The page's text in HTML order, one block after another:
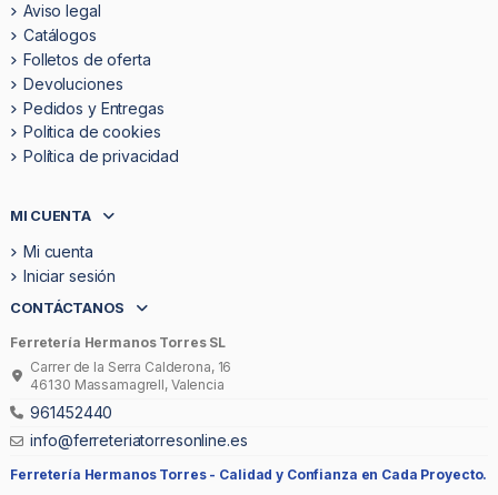
Aviso legal
Catálogos
Folletos de oferta
Devoluciones
Pedidos y Entregas
Politica de cookies
Política de privacidad
MI CUENTA
Mi cuenta
Iniciar sesión
CONTÁCTANOS
Ferretería Hermanos Torres SL
Carrer de la Serra Calderona, 16
46130 Massamagrell, Valencia
961452440
info@ferreteriatorresonline.es
Ferretería Hermanos Torres - Calidad y Confianza en Cada Proyecto.